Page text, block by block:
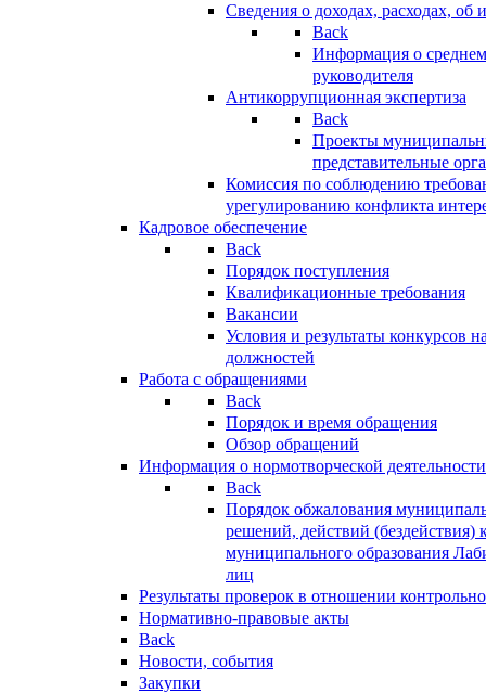
Сведения о доходах, расходах, об
Back
Информация о
руководителя
Антикоррупционная экспертиза
Back
Проекты
представительные
Комиссия по соблюдению
урегулированию конфликта
Кадровое обеспечение
Back
Порядок поступления
Квалификационные требования
Вакансии
Условия и результаты конкурсов
должностей
Работа с обращениями
Back
Порядок и время обращения
Обзор обращений
Информация о нормотворческой деятельности
Back
Порядок обжалования
решений, действий (бездействия)
муниципального образования
лиц
Результаты проверок в отношении
Нормативно-правовые акты
Back
Новости, события
Закупки